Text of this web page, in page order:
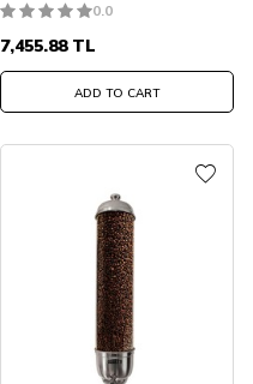
0.0
7,455.88TL
ADD TO CART